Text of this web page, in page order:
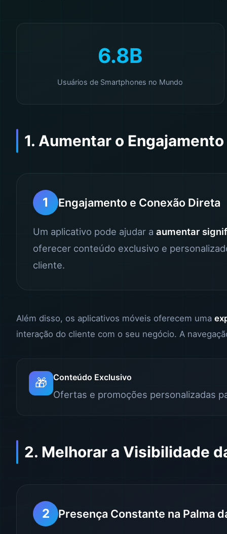
6.8B
Usuários de Smartphones no Mundo
1. Aumentar o
1 Engajamento e Conexão Direta
Um aplicativo pode ajudar a aumentar
oferecer conteúdo exclusivo e
cliente.
Além disso, os aplicativos móveis oferecem uma
interação do cliente com o seu negócio. A
🎁 Conteúdo Exclusivo
Ofertas e promoções personalizadas
2. Melhorar a Visibilidade
2 Presença Constante na Palma